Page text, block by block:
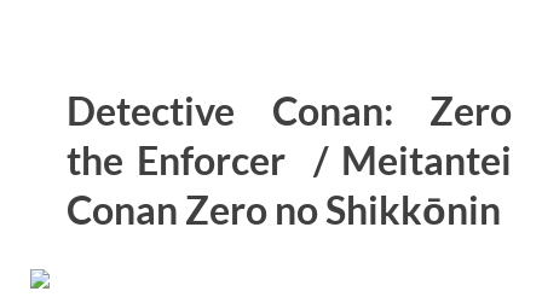
Detective Conan: Zero
the Enforcer / Meitantei
Conan Zero no Shikkōnin